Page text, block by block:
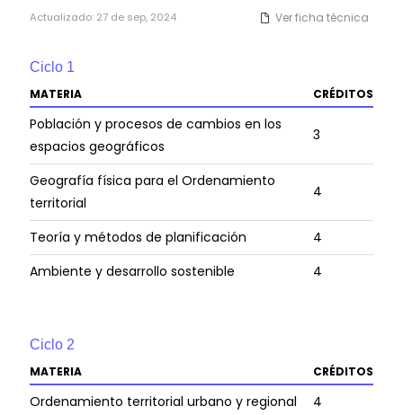
Actualizado: 27 de sep, 2024 Ver ficha técnica
Ciclo 1
MATERIA
CRÉDITOS
Población y procesos de cambios en los
espacios geográficos
3
Geografía física para el Ordenamiento
territorial
4
Teoría y métodos de planificación
4
Ambiente y desarrollo sostenible
4
Ciclo 2
MATERIA
CRÉDITOS
Ordenamiento territorial urbano y regional
4